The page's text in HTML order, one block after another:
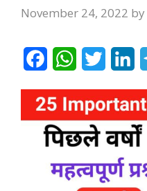
November 24, 2022 by
c
e
o
W
a
t
A
i
t
e
n
k
d